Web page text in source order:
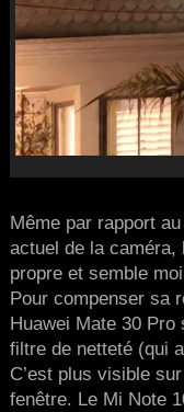
Même par rapport
actuel de la caméra,
propre et semble
Pour compenser sa
Huawei Mate 30
filtre de netteté (qui
C’est plus visible
fenêtre. Le Mi Note